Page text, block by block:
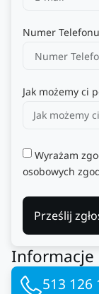
Numer Telefonu
Jak możemy ci
Wyrażam
osobowych
Prześlij
Informacje
513 126